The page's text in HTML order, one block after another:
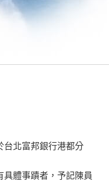
台北富邦銀行港都分
具體事蹟者，予記陳員